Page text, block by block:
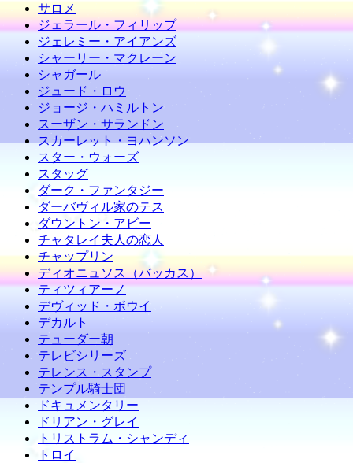
サロメ
ジェラール・フィリップ
ジェレミー・アイアンズ
シャーリー・マクレーン
シャガール
ジュード・ロウ
ジョージ・ハミルトン
スーザン・サランドン
スカーレット・ヨハンソン
スター・ウォーズ
スタッグ
ダーク・ファンタジー
ダーバヴィル家のテス
ダウントン・アビー
チャタレイ夫人の恋人
チャップリン
ディオニュソス（バッカス）
ティツィアーノ
デヴィッド・ボウイ
デカルト
テューダー朝
テレビシリーズ
テレンス・スタンプ
テンプル騎士団
ドキュメンタリー
ドリアン・グレイ
トリストラム・シャンディ
トロイ